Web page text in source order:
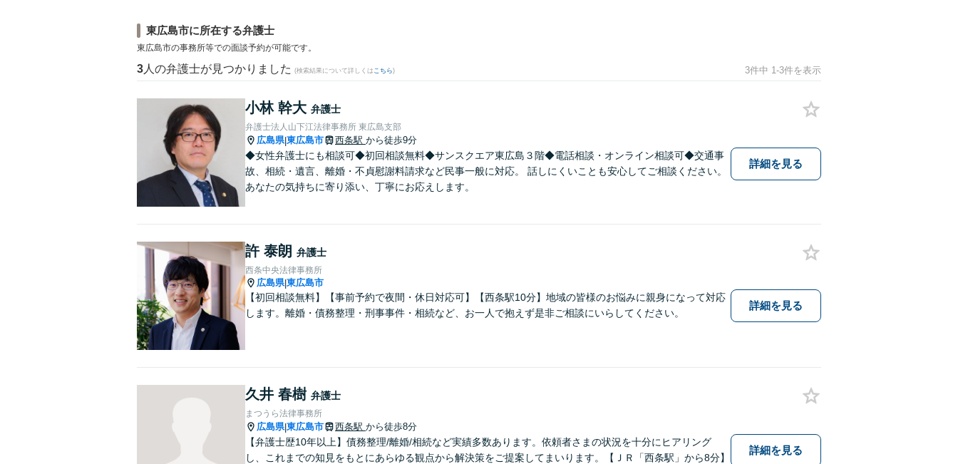
東広島市に所在する弁護士
東広島市の事務所等での面談予約が可能です。
3 人の弁護士が見つかりました (検索結果について詳しくは こちら) 3件中 1-3件を表示
小林 幹大 弁護士
弁護士法人山下江法律事務所 東広島支部
広島県|東広島市 西条駅 から徒歩9分
◆女性弁護士にも相談可◆初回相談無料◆サンスクエア東広島３階◆電話相談・オンライン相談可◆交通事
故、相続・遺言、離婚・不貞慰謝料請求など民事一般に対応。 話しにくいことも安心してご相談ください。
あなたの気持ちに寄り添い、丁寧にお応えします。
詳細を見る
許 泰朗 弁護士
西条中央法律事務所
広島県|東広島市
【初回相談無料】【事前予約で夜間・休日対応可】【西条駅10分】地域の皆様のお悩みに親身になって対応
します。離婚・債務整理・刑事事件・相続など、お一人で抱えず是非ご相談にいらしてください。
詳細を見る
久井 春樹 弁護士
まつうら法律事務所
広島県|東広島市 西条駅 から徒歩8分
【弁護士歴10年以上】債務整理/離婚/相続など実績多数あります。依頼者さまの状況を十分にヒアリング
し、これまでの知見をもとにあらゆる観点から解決策をご提案してまいります。【ＪＲ「西条駅」から8分】
詳細を見る